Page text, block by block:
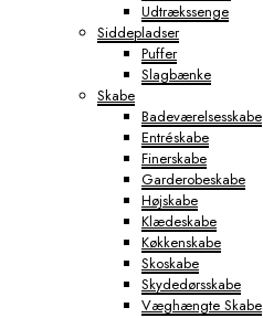
Udtrækssenge
Siddepladser
Puffer
Slagbænke
Skabe
Badeværelsesskabe
Entréskabe
Finerskabe
Garderobeskabe
Højskabe
Klædeskabe
Køkkenskabe
Skoskabe
Skydedørsskabe
Væghængte Skabe